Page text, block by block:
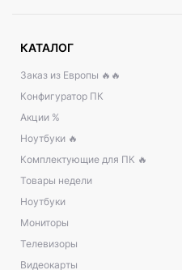
КАТАЛОГ
Заказ из Европы 🔥🔥
Конфигуратор ПК
Акции %
Ноутбуки 🔥
Комплектующие для ПК 🔥
Товары недели
Ноутбуки
Мониторы
Телевизоры
Видеокарты